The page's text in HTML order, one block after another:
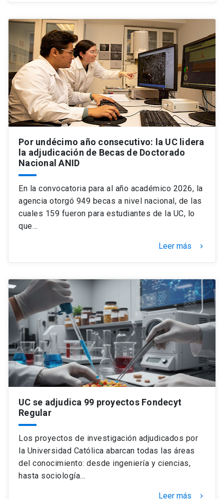
Por undécimo año consecutivo: la UC lidera
la adjudicación de Becas de Doctorado
Nacional ANID
En la convocatoria para al año académico 2026, la
agencia otorgó 949 becas a nivel nacional, de las
cuales 159 fueron para estudiantes de la UC, lo
que…
Leer más keyboard_arrow_right
UC se adjudica 99 proyectos Fondecyt
Regular
Los proyectos de investigación adjudicados por
la Universidad Católica abarcan todas las áreas
del conocimiento: desde ingeniería y ciencias,
hasta sociología…
Leer más keyboard_arrow_right